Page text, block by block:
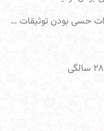
ادامه اشکال دوم حل اثبات حسی بودن توثیقات علامه